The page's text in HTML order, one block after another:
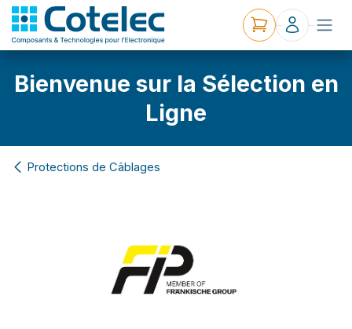
Bienvenue sur la Sélection en
Ligne
Protections de Câblages